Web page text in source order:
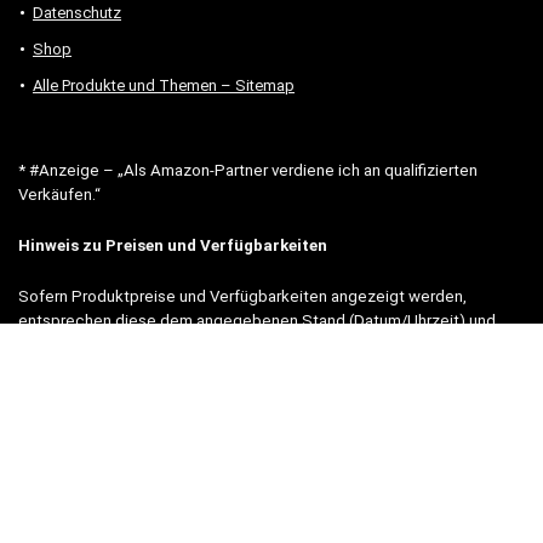
Datenschutz
Shop
Alle Produkte und Themen – Sitemap
* #Anzeige – „Als Amazon-Partner verdiene ich an qualifizierten
Verkäufen.“
Hinweis zu Preisen und Verfügbarkeiten
Sofern Produktpreise und Verfügbarkeiten angezeigt werden,
entsprechen diese dem angegebenen Stand (Datum/Uhrzeit) und